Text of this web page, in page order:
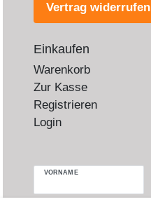
Vertrag widerrufen
Einkaufen
Warenkorb
Zur Kasse
Registrieren
Login
VORNAME